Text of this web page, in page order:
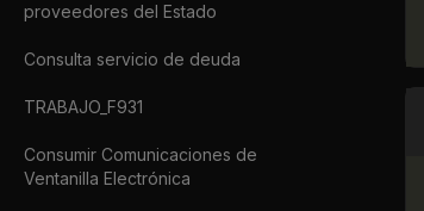
proveedores del Estado
Consulta servicio de deuda
TRABAJO_F931
Consumir Comunicaciones de
Ventanilla Electrónica